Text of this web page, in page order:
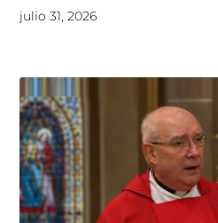
julio 31, 2026